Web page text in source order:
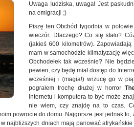
Uwaga ludziska, uwaga! Jest
na emigracji ;)
Piszę ten Obchód tygodnia w
wieczór. Dlaczego? Co się stało?
(jakieś 600 kilometrów).
mam w samochodzie klimatyzację
Obchodełek tak wcześnie? Nie
pewien, czy będę miał dostęp do
wcześniej i (magia!) wrzucę go w
pograłem trochę dłużej w horror
Internetu i komputera to być może
nie wiem, czy znajdę na to czas.
powrocie do domu. Najgorsze jest jednak to,
najbliższych dniach mają panować